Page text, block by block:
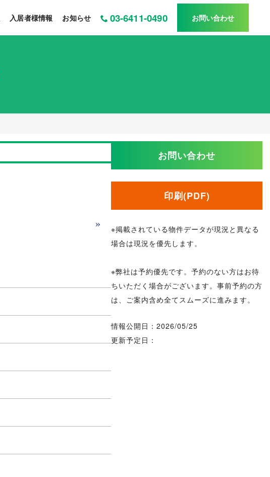
入居者様情報 お知らせ 03-6411-0490 お問い合わせ
»
お問い合わせ
印刷(PDF)
※掲載されている物件データが現況と異なる
場合は現況を優先します。
※弊社は予約優先です。予約のない方はお待
ちいただく場合がございます。事前予約の方
は、ご案内含め全てスムーズに進みます。
情報公開日：2026/05/25
更新予定日：